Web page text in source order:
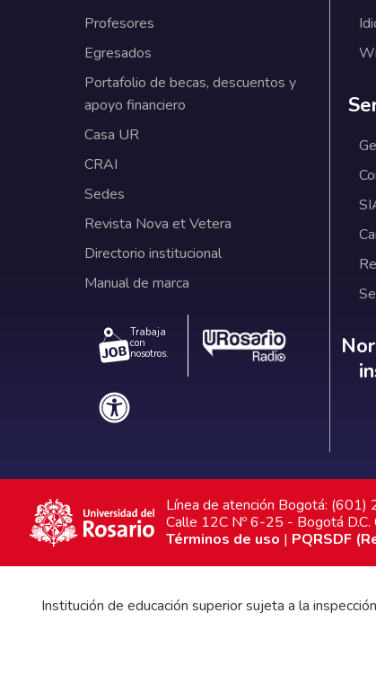
Profesores
Egresados
Portafolio de becas, descuentos y
apoyo financiero
Casa UR
CRAI
Sedes
Revista Nova et Vetera
Directorio institucional
Manual de marca
Trabaja
con
nosotros.
Línea de atención Bogotá:
Calle 12C Nº 6-25 - Bogotá D.C.
Términos de uso | PQRSDF
Institución de educación superior sujeta a la